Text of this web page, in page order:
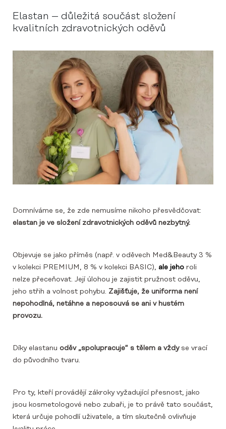
Elastan – důležitá součást složení
kvalitních zdravotnických oděvů
Domníváme se, že zde nemusíme nikoho přesvědčovat:
elastan je ve složení zdravotnických oděvů nezbytný.
Objevuje se jako příměs (např. v oděvech Med&Beauty 3 %
v kolekci PREMIUM, 8 % v kolekci BASIC), ale jeho roli
nelze přeceňovat. Její úlohou je zajistit pružnost oděvu,
jeho střih a volnost pohybu. Zajišťuje, že uniforma není
nepohodlná, netáhne a neposouvá se ani v hustém
provozu.
Díky elastanu oděv „spolupracuje“ s tělem a vždyse vrací
do původního tvaru.
Pro ty, kteří provádějí zákroky vyžadující přesnost, jako
jsou kosmetologové nebo zubaři, je to právě tato součást,
která určuje pohodlí uživatele, a tím skutečně ovlivňuje